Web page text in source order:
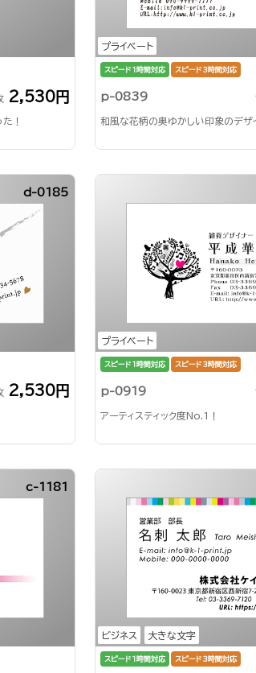
2,530円
！
プライベート
スピード1時間対応 スピード3時間対応
p-0839
和風な花柄の奥ゆかしい印象のデザ
d-0185
2,530円
プライベート
スピード1時間対応 スピード3時間対応
p-0919
アーティスティック度No.1！
c-1181
ビジネス 大きな文字
スピード1時間対応 スピード3時間対応